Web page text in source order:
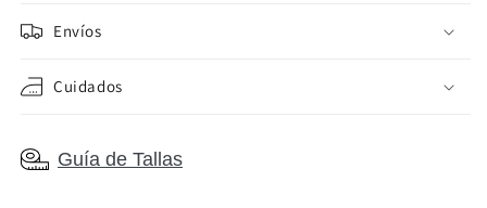
Envíos
Cuidados
Guía de Tallas